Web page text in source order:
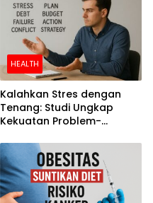
HEALTH
Kalahkan Stres dengan
Tenang: Studi Ungkap
Kekuatan Problem-